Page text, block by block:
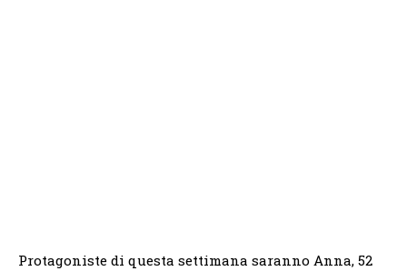
Protagoniste di questa settimana saranno Anna, 52